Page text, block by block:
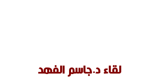
لقاء د.جاسم الفهد